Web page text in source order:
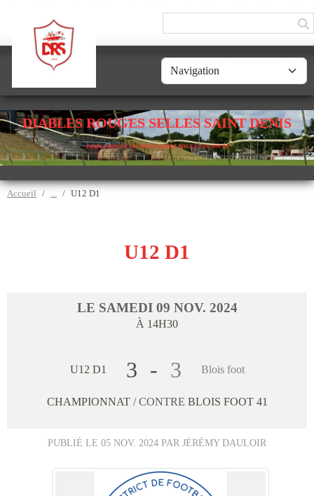
DIABLES ROUGES SELLES SAINT DENIS
DIABLE ROUGE UN JOUR, DIABLE ROUGE TOUJOURS
Accueil U12 D1
U12 D1
LE SAMEDI 09 NOV. 2024
À 14H30
U12 D1 3 - 3 Blois foot
CHAMPIONNAT / CONTRE BLOIS FOOT 41
PUBLIÉ LE 05 NOV. 2024 PAR JÉRÉMY DAULOIR